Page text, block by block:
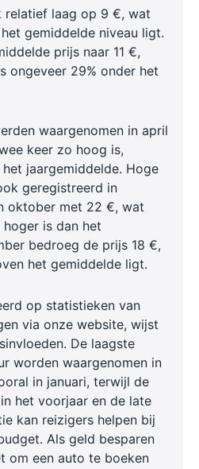
relatief laag op 9 €, wat
gemiddelde niveau ligt.
prijs naar 11 €,
ongeveer 29% onder het
waargenomen in april
keer zo hoog is,
jaargemiddelde. Hoge
geregistreerd in
oktober met 22 €, wat
is dan het
bedroeg de prijs 18 €,
het gemiddelde ligt.
op statistieken van
via onze website, wijst
De laagste
worden waargenomen in
in januari, terwijl de
het voorjaar en de late
kan reizigers helpen bij
Als geld besparen
om een auto te boeken